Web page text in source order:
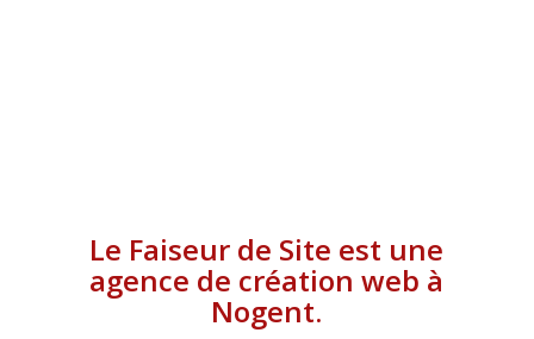
Le Faiseur de Site est une
agence de création web à
Nogent.